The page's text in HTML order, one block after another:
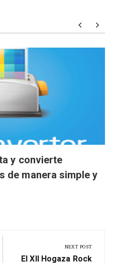
y convierte
de manera simple y
NEXT POST
Next
El XII Hogaza Rock